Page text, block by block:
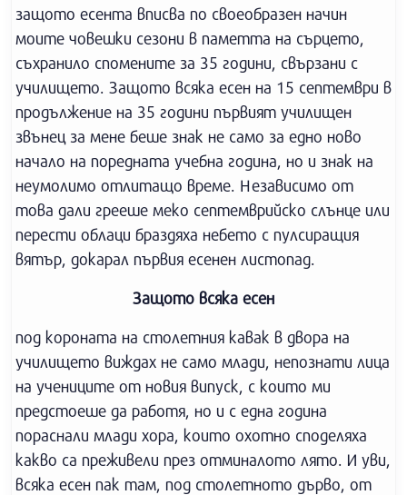
защото есента вписва по своеобразен начин
моите човешки сезони в паметта на сърцето,
съхранило спомените за 35 години, свързани с
училището. Защото всяка есен на 15 септември в
продължение на 35 години първият училищен
звънец за мене беше знак не само за едно ново
начало на поредната учебна година, но и знак на
неумолимо отлитащо време. Независимо от
това дали грееше меко септемврийско слънце или
перести облаци браздяха небето с пулсиращия
вятър, докарал първия есенен листопад.
Защото всяка есен
под короната на столетния кавак в двора на
училището виждах не само млади, непознати лица
на учениците от новия випуск, с които ми
предстоеше да работя, но и с една година
пораснали млади хора, които охотно споделяха
какво са преживели през отминалото лято. И уви,
всяка есен пак там, под столетното дърво, от